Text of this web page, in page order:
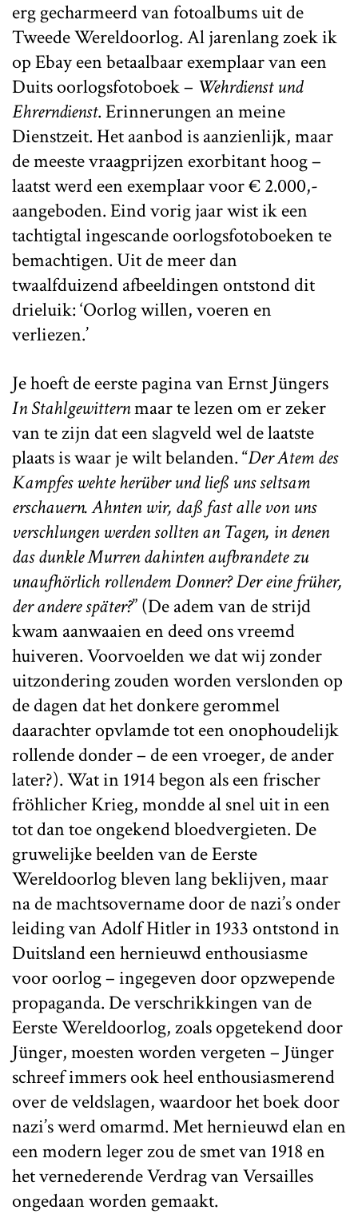
erg gecharmeerd van fotoalbums uit de
Tweede Wereldoorlog. Al jarenlang zoek ik
op Ebay een betaalbaar exemplaar van een
Duits oorlogsfotoboek – Wehrdienst und
Ehrerndienst. Erinnerungen an meine
Dienstzeit. Het aanbod is aanzienlijk, maar
de meeste vraagprijzen exorbitant hoog –
laatst werd een exemplaar voor € 2.000,-
aangeboden. Eind vorig jaar wist ik een
tachtigtal ingescande oorlogsfotoboeken te
bemachtigen. Uit de meer dan
twaalfduizend afbeeldingen ontstond dit
drieluik: ‘Oorlog willen, voeren en
verliezen.’
Je hoeft de eerste pagina van Ernst Jüngers
In Stahlgewitternmaar te lezen om er zeker
van te zijn dat een slagveld wel de laatste
plaats is waar je wilt belanden. “Der Atem des
Kampfes wehte herüber und ließ uns seltsam
erschauern. Ahnten wir, daß fast alle von uns
verschlungen werden sollten an Tagen, in denen
das dunkle Murren dahinten aufbrandete zu
unaufhörlich rollendem Donner? Der eine früher,
der andere später?” (De adem van de strijd
kwam aanwaaien en deed ons vreemd
huiveren. Voorvoelden we dat wij zonder
uitzondering zouden worden verslonden op
de dagen dat het donkere gerommel
daarachter opvlamde tot een onophoudelijk
rollende donder – de een vroeger, de ander
later?). Wat in 1914 begon als een frischer
fröhlicher Krieg, mondde al snel uit in een
tot dan toe ongekend bloedvergieten. De
gruwelijke beelden van de Eerste
Wereldoorlog bleven lang beklijven, maar
na de machtsovername door de nazi’s onder
leiding van Adolf Hitler in 1933 ontstond in
Duitsland een hernieuwd enthousiasme
voor oorlog – ingegeven door opzwepende
propaganda. De verschrikkingen van de
Eerste Wereldoorlog, zoals opgetekend door
Jünger, moesten worden vergeten – Jünger
schreef immers ook heel enthousiasmerend
over de veldslagen, waardoor het boek door
nazi’s werd omarmd. Met hernieuwd elan en
een modern leger zou de smet van 1918 en
het vernederende Verdrag van Versailles
ongedaan worden gemaakt.